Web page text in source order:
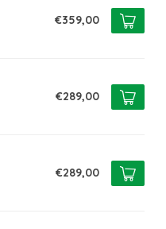
€359,00
€289,00
€289,00